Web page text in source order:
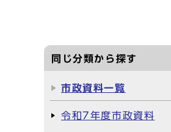
同じ分類から探す
市政資料一覧
令和7年度市政資料